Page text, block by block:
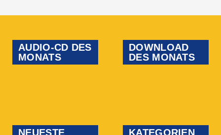
AUDIO-CD DES
MONATS
NEUESTE
DOWNLOAD
DES MONATS
KATEGORIEN